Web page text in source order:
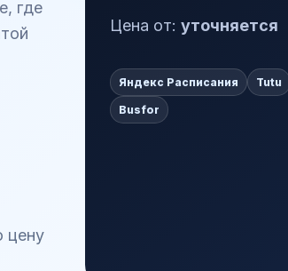
где
цену
Цена от: уточняется
Яндекс Расписания Tutu
Busfor